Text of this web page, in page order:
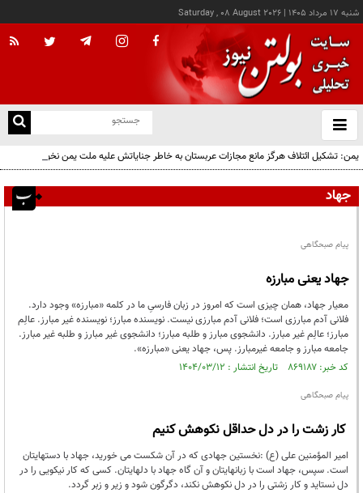
شنبه ۱۷ مرداد ۱۴۰۵ |
Saturday , 08 August 2026
باز
و
یمن: تشکیل ائتلاف هرگز مانع مجازات عربستان به خاطر جنایاتش علیه ملت یمن نخواهد شد
جهاد
پیام صبحگاهی
جهاد یعنی مبارزه‌
معیار جهاد، همان چیزی است که امروز در زبان ‌فارسىِ ما در کلمه «مبارزه» وجود دارد.
فلانی آدم مبارزی است؛ فلانی آدم مبارزی نیست. نویسنده مبارز؛ نویسنده غیر مبارز. ‌عالِم
مبارز؛ عالِم غیر مبارز. دانشجوی مبارز و طلبه مبارز؛ دانشجوی غیر مبارز و طلبه غیر مبارز.
جامعه مبارز و جامعه غیرمبارز. ‌پس، جهاد یعنی «مبارزه‌».‌
کد خبر: ۸۶۹۱۸۷ تاریخ انتشار : ۱۴۰۴/۰۳/۱۲
پیام صبحگاهی
کار زشت را در دل حداقل نکوهش کنیم
امير المؤمنين علی (ع) :نخستين جهادى كه در آن شكست مى خوريد، جهاد با دستهايتان
است. سپس، جهاد است با زبانهايتان و آن گاه جهاد با دلهايتان. كسى كه كار نيكويى را در
دل نستايد و كار زشتى را در دل نكوهش نكند، دگرگون شود و زير و زبر گردد.